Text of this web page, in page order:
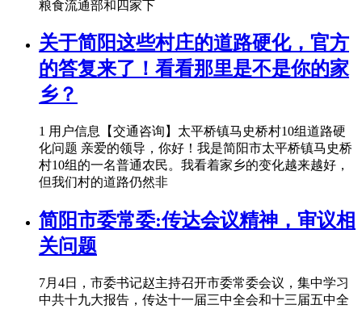
粮食流通部和四家下
关于简阳这些村庄的道路硬化，官方
的答复来了！看看那里是不是你的家
乡？
1 用户信息【交通咨询】太平桥镇马史桥村10组道路硬
化问题 亲爱的领导，你好！我是简阳市太平桥镇马史桥
村10组的一名普通农民。我看着家乡的变化越来越好，
但我们村的道路仍然非
简阳市委常委:传达会议精神，审议相
关问题
7月4日，市委书记赵主持召开市委常委会议，集中学习
中共十九大报告，传达十一届三中全会和十三届五中全